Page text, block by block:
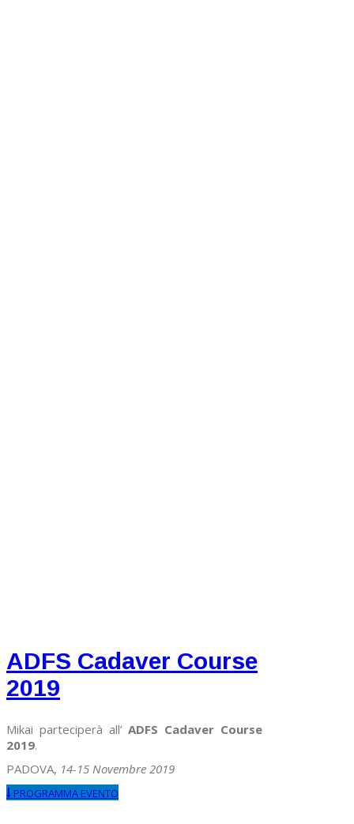
ADFS Cadaver Course
2019
Mikai parteciperà all’ADFS Cadaver Course
2019.
PADOVA, 14-15 Novembre 2019
PROGRAMMA EVENTO